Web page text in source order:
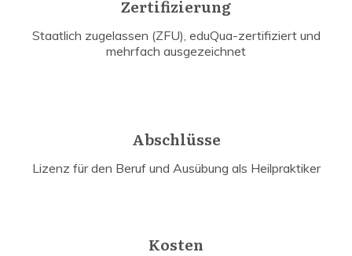
Zertifizierung
Staatlich zugelassen (ZFU), eduQua-zertifiziert und
mehrfach ausgezeichnet
Abschlüsse
Lizenz für den Beruf und Ausübung als Heilpraktiker
Kosten